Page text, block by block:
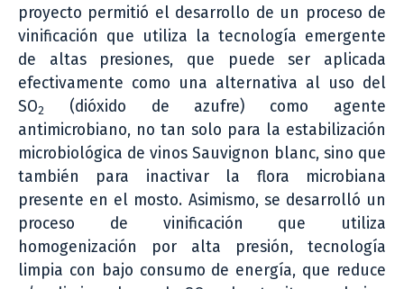
proyecto permitió el desarrollo de un proceso de
vinificación que utiliza la tecnología emergente
de altas presiones, que puede ser aplicada
efectivamente como una alternativa al uso del
SO2
(dióxido de azufre) como agente
antimicrobiano, no tan solo para la estabilización
microbiológica de vinos Sauvignon blanc, sino que
también para inactivar la flora microbiana
presente en el mosto. Asimismo, se desarrolló un
proceso de vinificación que utiliza
homogenización por alta presión, tecnología
limpia con bajo consumo de energía, que reduce